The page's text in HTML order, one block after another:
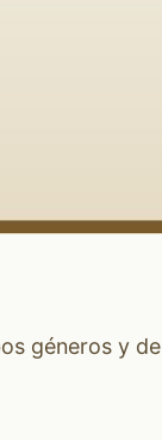
géneros y de